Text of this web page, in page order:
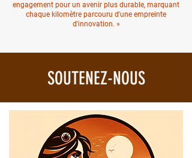
engagement pour un avenir plus durable, marquant
chaque kilomètre parcouru d'une empreinte
d'innovation. »
SOUTENEZ-NOUS